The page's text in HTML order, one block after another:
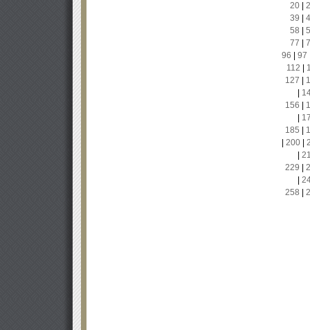
20|
39
58
77
96
97
112
127
156
185
200|
229
258